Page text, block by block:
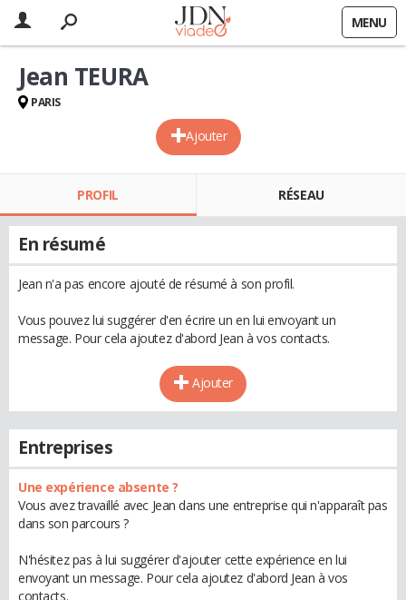
MENU
Ajouter
Jean TEURA
PARIS
PROFIL RÉSEAU
En résumé
Jean n'a pas encore ajouté de résumé à son profil.
Vous pouvez lui suggérer d'en écrire un en lui envoyant un
message. Pour cela ajoutez d'abord Jean à vos contacts.
Ajouter
Entreprises
Une expérience absente ?
Vous avez travaillé avec Jean dans une entreprise qui n'apparaît pas
dans son parcours ?
N'hésitez pas à lui suggérer d'ajouter cette expérience en lui
envoyant un message. Pour cela ajoutez d'abord Jean à vos
contacts.